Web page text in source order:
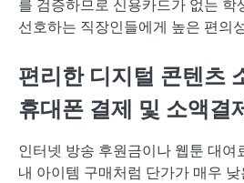
를 검증하므로 신용카드가 없는 학
선호하는 직장인들에게 높은 편의
편리한 디지털 콘텐츠
휴대폰 결제 및 소액결
인터넷 방송 후원금이나 웹툰 대여
내 아이템 구매처럼 단가가 매우